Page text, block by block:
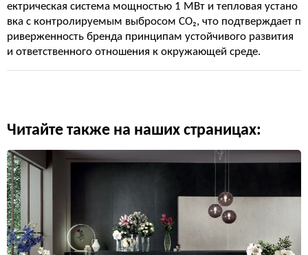
ектрическая система мощностью 1 МВт и тепловая устано
вка с контролируемым выбросом CO₂, что подтверждает п
риверженность бренда принципам устойчивого развития
и ответственного отношения к окружающей среде.
Читайте также на наших страницах: